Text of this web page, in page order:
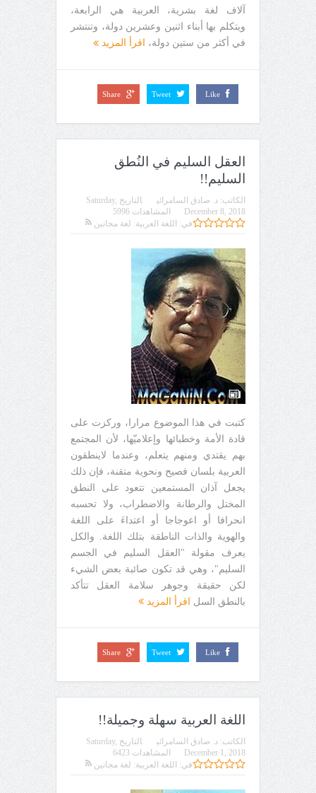
آلاف لغة بشرية، العربية هي الرابعة،
ويتكلم بها أبناء اثنين وعشرين دولة، وتنتشر
في أكثر من ستين دولة،
اقرأ المزيد
Like
Tweet
Share
العقل السليم في النُطق
السليم!!
الكاتب: د. صادق السامرائي التاريخ Saturday,
December 8, 2018
في: اللغة العربية: لغة مجانين
المشاهدات 5996
كتبت في هذا الموضوع مرارا، وركزت على
قادة الأمة وخطبائها وإعلاميّها، لأن المجتمع
بهم يقتدي ومنهم يتعلم، وعندما لاينطقون
العربية بلسان فصيح ونحوية متقنة، فإن ذلك
يجعل آذان المستمعين تتعود على النطق
المختل والرطانة والاضطراب، ولا تحسبه
انحرافا أو اعوجاجا أو اعتداءَ على اللغة
والهوية والذات الناطقة بتلك اللغة. والكل
يعرف مقولة "العقل السليم في الجسم
السليم"، وهي قد تكون صائبة بعض الشيء
لكن حقيقة وجوهر سلامة العقل تتأكد
بالنطق السل اقرأ المزيد
Like
Tweet
Share
اللغة العربية سهلة وجميلة!!
الكاتب: د. صادق السامرائي التاريخ Saturday,
December 1, 2018
في: اللغة العربية: لغة مجانين
المشاهدات 6423